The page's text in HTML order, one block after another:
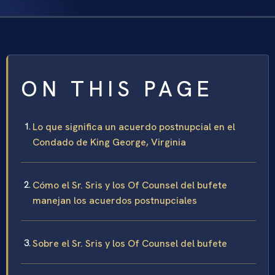
ON THIS PAGE
Lo que significa un acuerdo postnupcial en el
Condado de King George, Virginia
Cómo el Sr. Sris y los Of Counsel del bufete
manejan los acuerdos postnupciales
Sobre el Sr. Sris y los Of Counsel del bufete